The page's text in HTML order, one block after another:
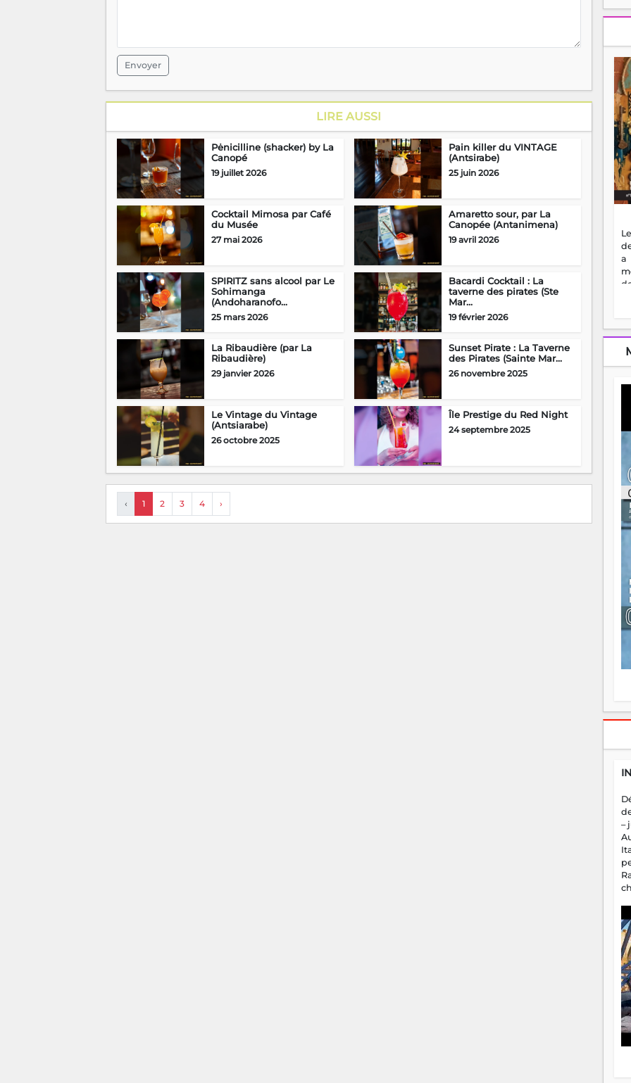
Envoyer
LIRE AUSSI
Pėnicilline (shacker) by La
Canopé
19 juillet 2026
Pain killer du VINTAGE
(Antsirabe)
25 juin 2026
Cocktail Mimosa par Café
du Musée
27 mai 2026
Amaretto sour, par La
Canopée (Antanimena)
19 avril 2026
SPIRITZ sans alcool par Le
Sohimanga
(Andoharanofo...
25 mars 2026
Bacardi Cocktail : La
taverne des pirates (Ste
Mar...
19 février 2026
La Ribaudière (par La
Ribaudière)
29 janvier 2026
Sunset Pirate : La Taverne
des Pirates (Sainte Mar...
26 novembre 2025
Le Vintage du Vintage
(Antsiarabe)
26 octobre 2025
Île Prestige du Red Night
24 septembre 2025
‹ 1 2 3 4 ›
a
–